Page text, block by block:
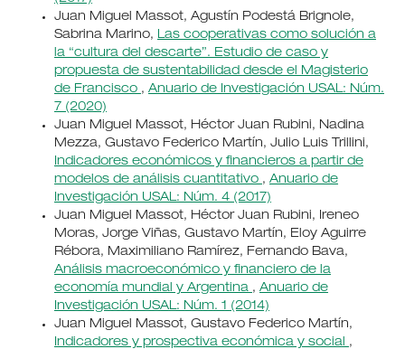
Juan Miguel Massot, Agustín Podestá Brignole,
Sabrina Marino, Las cooperativas como solución a
la “cultura del descarte”. Estudio de caso y
propuesta de sustentabilidad desde el Magisterio
de Francisco , Anuario de Investigación USAL: Núm.
7 (2020)
Juan Miguel Massot, Héctor Juan Rubini, Nadina
Mezza, Gustavo Federico Martín, Julio Luis Trillini,
Indicadores económicos y financieros a partir de
modelos de análisis cuantitativo , Anuario de
Investigación USAL: Núm. 4 (2017)
Juan Miguel Massot, Héctor Juan Rubini, Ireneo
Moras, Jorge Viñas, Gustavo Martín, Eloy Aguirre
Rébora, Maximiliano Ramírez, Fernando Bava,
Análisis macroeconómico y financiero de la
economía mundial y Argentina , Anuario de
Investigación USAL: Núm. 1 (2014)
Juan Miguel Massot, Gustavo Federico Martín,
Indicadores y prospectiva económica y social ,